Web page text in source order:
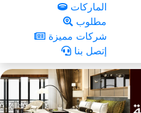
الماركات
مطلوب
شركات مميزة
إتصل بنا